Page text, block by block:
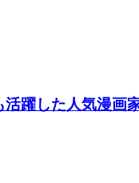
躍した人気漫画